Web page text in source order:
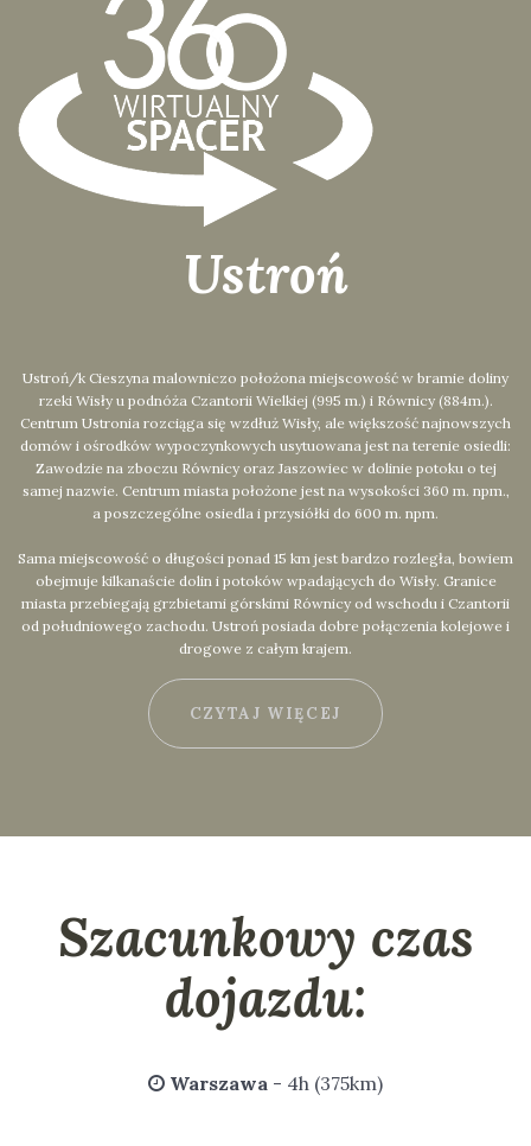
Ustroń
Ustroń/k Cieszyna malowniczo położona miejscowość w bramie doliny
rzeki Wisły u podnóża Czantorii Wielkiej (995 m.) i Równicy (884m.).
Centrum Ustronia rozciąga się wzdłuż Wisły, ale większość najnowszych
domów i ośrodków wypoczynkowych usytuowana jest na terenie osiedli:
Zawodzie na zboczu Równicy oraz Jaszowiec w dolinie potoku o tej
samej nazwie. Centrum miasta położone jest na wysokości 360 m. npm.,
a poszczególne osiedla i przysiółki do 600 m. npm.
Sama miejscowość o długości ponad 15 km jest bardzo rozległa, bowiem
obejmuje kilkanaście dolin i potoków wpadających do Wisły. Granice
miasta przebiegają grzbietami górskimi Równicy od wschodu i Czantorii
od południowego zachodu. Ustroń posiada dobre połączenia kolejowe i
drogowe z całym krajem.
CZYTAJ WIĘCEJ
Szacunkowy czas
dojazdu:
Warszawa - 4h (375km)